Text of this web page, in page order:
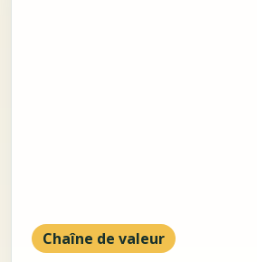
Chaîne de valeur